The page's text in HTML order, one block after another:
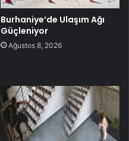
Burhaniye’de Ulaşım Ağı
Güçleniyor
Ağustos 8, 2026